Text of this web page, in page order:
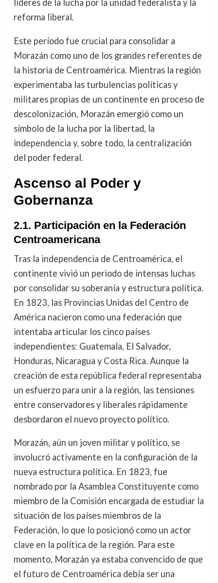
líderes de la lucha por la unidad federalista y la
reforma liberal.
Este período fue crucial para consolidar a
Morazán como uno de los grandes referentes de
la historia de Centroamérica. Mientras la región
experimentaba las turbulencias políticas y
militares propias de un continente en proceso de
descolonización, Morazán emergió como un
símbolo de la lucha por la libertad, la
independencia y, sobre todo, la centralización
del poder federal.
Ascenso al Poder y
Gobernanza
2.1. Participación en la Federación
Centroamericana
Tras la independencia de Centroamérica, el
continente vivió un periodo de intensas luchas
por consolidar su soberanía y estructura política.
En 1823, las Provincias Unidas del Centro de
América nacieron como una federación que
intentaba articular los cinco países
independientes: Guatemala, El Salvador,
Honduras, Nicaragua y Costa Rica. Aunque la
creación de esta república federal representaba
un esfuerzo para unir a la región, las tensiones
entre conservadores y liberales rápidamente
desbordaron el nuevo proyecto político.
Morazán, aún un joven militar y político, se
involucró activamente en la configuración de la
nueva estructura política. En 1823, fue
nombrado por la Asamblea Constituyente como
miembro de la Comisión encargada de estudiar la
situación de los países miembros de la
Federación, lo que lo posicionó como un actor
clave en la política de la región. Para este
momento, Morazán ya estaba convencido de que
el futuro de Centroamérica debía ser una